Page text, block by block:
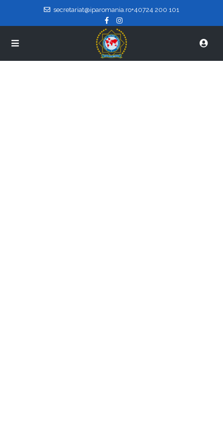
secretariat@iparomania.ro+40724 200 101